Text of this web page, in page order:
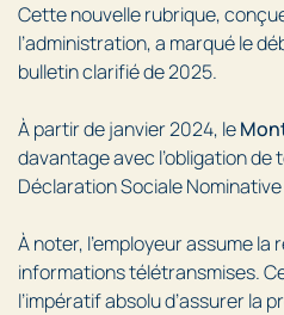
Cette nouvelle rubrique,
l’administration, a marqué le
bulletin clarifié de 2025.
À partir de janvier 2024, le
davantage avec l’obligation de
Déclaration Sociale
À noter, l’employeur assume la
informations télétransmises.
l’impératif absolu d’assurer la